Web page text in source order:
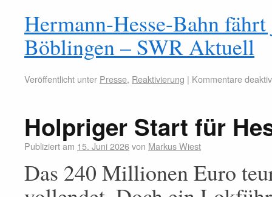
Hermann-Hesse-Bahn
Böblingen – SWR Aktuell
Veröffentlicht unter Presse, Reaktivierung | Kommentare
Holpriger Start für
Publiziert am 15. Juni 2026von Markus Wiest
Das 240 Millionen Euro